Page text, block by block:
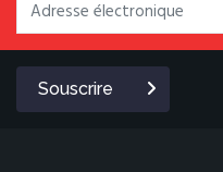
Souscrire